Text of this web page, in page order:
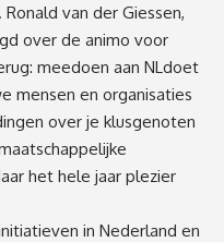
van der Giessen,
over de animo voor
meedoen aan NLdoet
mensen en organisaties
over je klusgenoten
het hele jaar plezier
in Nederland en